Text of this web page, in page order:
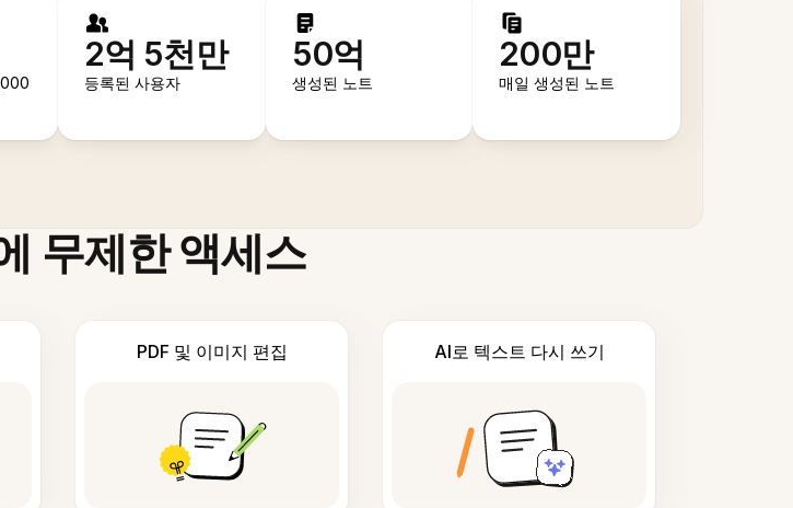
2억 5천만
등록된 사용자
50억
생성된 노트
200만
매일 생성된 노트
무제한 액세스
PDF 및 이미지 편집 AI로 텍스트 다시 쓰기